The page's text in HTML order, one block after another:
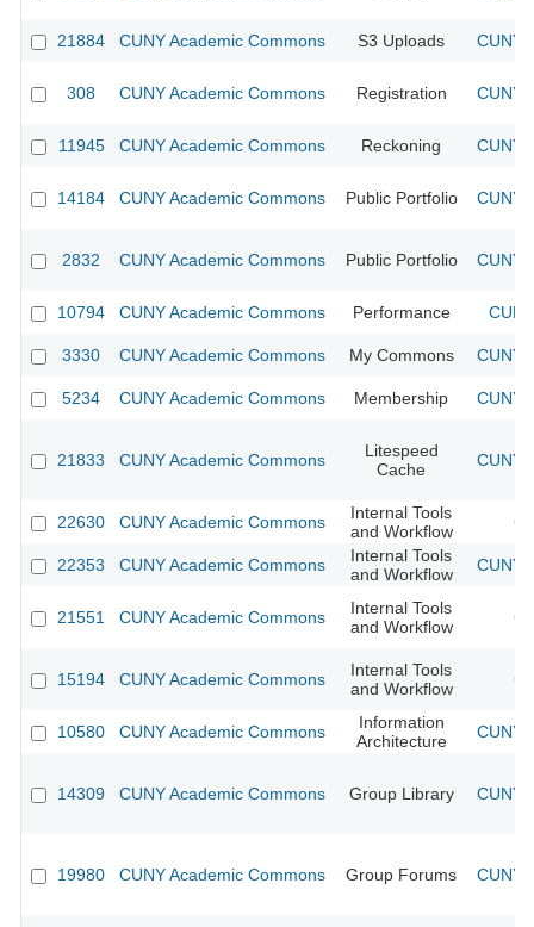
21884 CUNY Academic Commons S3 Uploads CUNY
308 CUNY Academic Commons Registration CUNY
11945 CUNY Academic Commons Reckoning CUNY
14184 CUNY Academic Commons Public Portfolio CUNY
2832 CUNY Academic Commons Public Portfolio CUNY
10794 CUNY Academic Commons Performance
3330 CUNY Academic Commons My Commons CUNY
5234 CUNY Academic Commons Membership CUNY
21833 CUNY Academic Commons
Litespeed
Cache
CUNY
22630 CUNY Academic Commons
Internal Tools
and Workflow
22353 CUNY Academic Commons
Internal Tools
and Workflow
CUNY
21551 CUNY Academic Commons
Internal Tools
and Workflow
15194 CUNY Academic Commons
Internal Tools
and Workflow
10580 CUNY Academic Commons
Information
Architecture
CUNY
14309 CUNY Academic Commons Group Library CUNY
19980 CUNY Academic Commons Group Forums CUNY